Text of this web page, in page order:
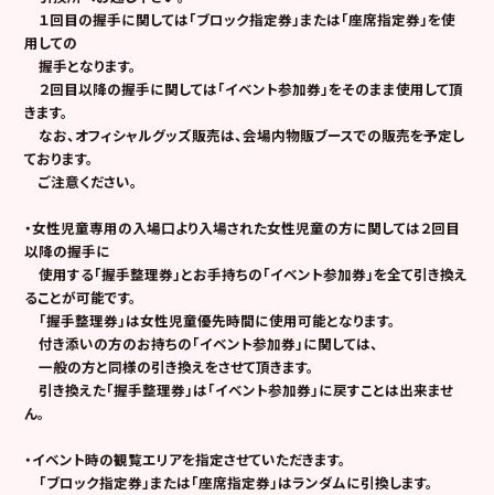
１回目の握手に関しては「ブロック指定券」または「座席指定券」を使
用しての
握手となります。
２回目以降の握手に関しては「イベント参加券」をそのまま使用して頂
きます。
なお、オフィシャルグッズ販売は、会場内物販ブースでの販売を予定し
ております。
ご注意ください。
・女性児童専用の入場口より入場された女性児童の方に関しては２回目
以降の握手に
使用する「握手整理券」とお手持ちの「イベント参加券」を全て引き換え
ることが可能です。
「握手整理券」は女性児童優先時間に使用可能となります。
付き添いの方のお持ちの「イベント参加券」に関しては、
一般の方と同様の引き換えをさせて頂きます。
引き換えた「握手整理券」は「イベント参加券」に戻すことは出来ませ
ん。
・イベント時の観覧エリアを指定させていただきます。
「ブロック指定券」または「座席指定券」はランダムに引換します。